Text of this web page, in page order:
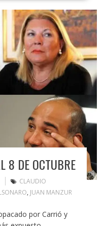
8 DE OCTUBRE
CLAUDIO
, JUAN MANZUR
por Carrió y